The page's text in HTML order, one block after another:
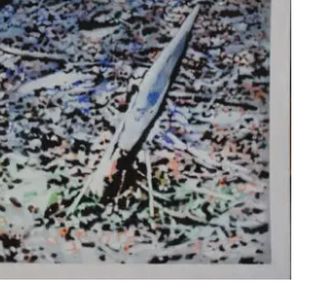
Le Boul’ch – Une image de
la guerre 14-72